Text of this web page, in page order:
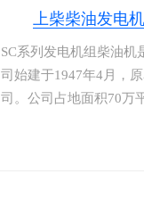
上柴柴油发电
SC系列发电机组柴油
司始建于1947年4月，
司。公司占地面积70万